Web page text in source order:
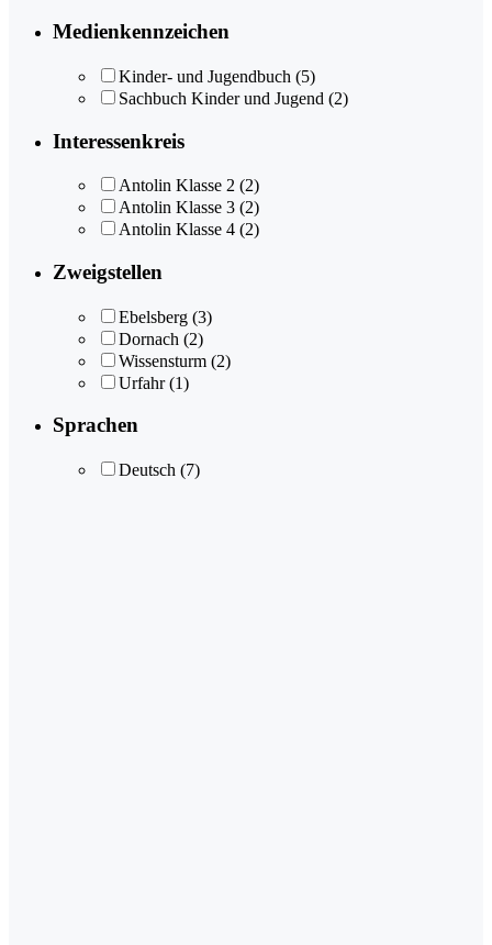
Medienkennzeichen
Kinder- und Jugendbuch (5)
Sachbuch Kinder und Jugend (2)
Interessenkreis
Antolin Klasse 2 (2)
Antolin Klasse 3 (2)
Antolin Klasse 4 (2)
Zweigstellen
Ebelsberg (3)
Dornach (2)
Wissensturm (2)
Urfahr (1)
Sprachen
Deutsch (7)